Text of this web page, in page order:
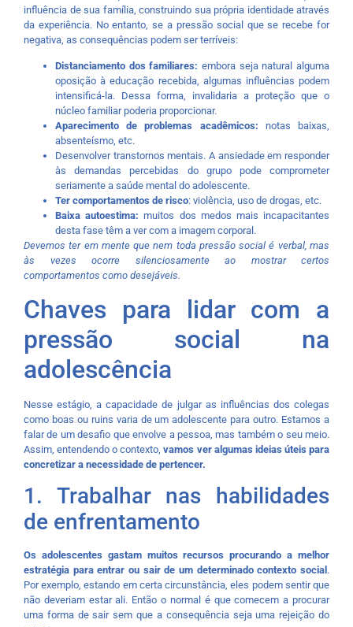
influência de sua família, construindo sua própria identidade através
da experiência. No entanto, se a pressão social que se recebe for
negativa, as consequências podem ser terríveis:
Distanciamento dos familiares: embora seja natural alguma
oposição à educação recebida, algumas influências podem
intensificá-la. Dessa forma, invalidaria a proteção que o
núcleo familiar poderia proporcionar.
Aparecimento de problemas acadêmicos: notas baixas,
absenteísmo, etc.
Desenvolver transtornos mentais. A ansiedade em responder
às demandas percebidas do grupo pode comprometer
seriamente a saúde mental do adolescente.
Ter comportamentos de risco: violência, uso de drogas, etc.
Baixa autoestima: muitos dos medos mais incapacitantes
desta fase têm a ver com a imagem corporal.
Devemos ter em mente que nem toda pressão social é verbal, mas
às vezes ocorre silenciosamente ao mostrar certos
comportamentos como desejáveis.
Chaves para lidar com a
pressão social na
adolescência
Nesse estágio, a capacidade de julgar as influências dos colegas
como boas ou ruins varia de um adolescente para outro. Estamos a
falar de um desafio que envolve a pessoa, mas também o seu meio.
Assim, entendendo o contexto,vamos ver algumas ideias úteis para
concretizar a necessidade de pertencer.
1. Trabalhar nas habilidades
de enfrentamento
Os adolescentes gastam muitos recursos procurando a melhor
estratégia para entrar ou sair de um determinado contexto social .
Por exemplo, estando em certa circunstância, eles podem sentir que
não deveriam estar ali. Então o normal é que comecem a procurar
uma forma de sair sem que a consequência seja uma rejeição do